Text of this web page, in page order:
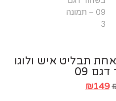
איש ולוגו
₪